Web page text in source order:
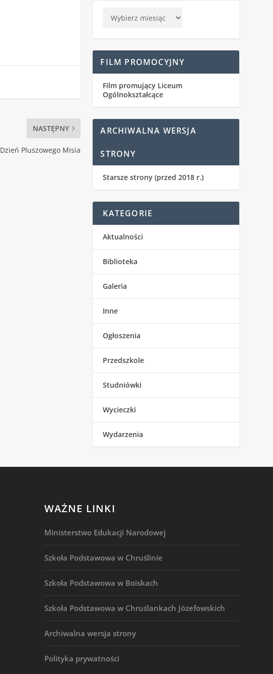
NASTĘPNY
Dzień Pluszowego Misia
FILM PROMOCYJNY
Film promujący Liceum
Ogólnokształcące
ARCHIWALNA WERSJA
STRONY
Starsze strony (przed 2018 r.)
KATEGORIE
Aktualności
Biblioteka
Galeria
Inne
Ogłoszenia
Przedszkole
Studniówki
Wycieczki
Wydarzenia
WAŻNE LINKI
Ministerstwo Edukacji Narodowej
Szkoła Podstawowa w Chruślinie
Szkoła Podstawowa w Boiskach
Szkoła Podstawowa w Chruślankach Józefowskich
Archiwalna wersja strony
Polityka prywatności